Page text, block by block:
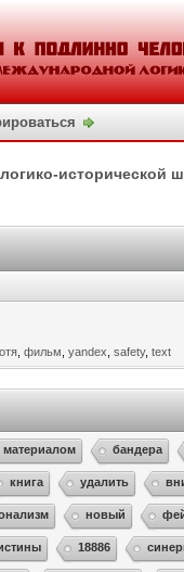
исторической
фильм yandex safety, text
материалом бандера
книга удалить
новый
18886